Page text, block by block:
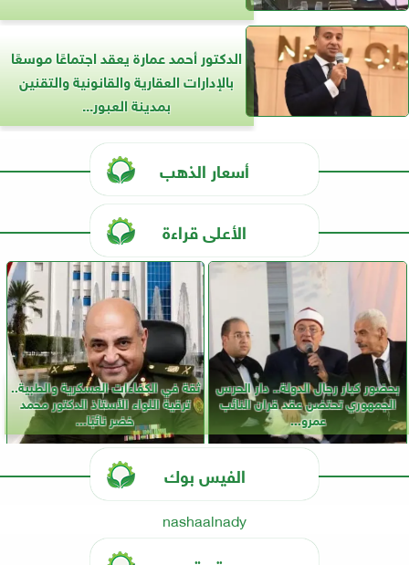
الدكتور أحمد عمارة يعقد اجتماعًا موسعًا
بالإدارات العقارية والقانونية والتقنين
بمدينة العبور...
أسعار الذهب
الأعلى قراءة
بحضور كبار رجال الدولة.. دار الحرس
الجمهوري تحتضن عقد قران النائب
عمرو...
ثقة في الكفاءات العسكرية والطبية..
ترقية اللواء الأستاذ الدكتور محمد
خضر نائبًا...
الفيس بوك
nashaalnady